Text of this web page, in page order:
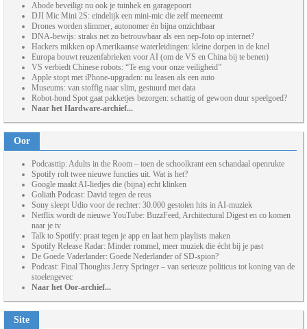
Abode beveiligt nu ook je tuinhek en garagepoort
DJI Mic Mini 2S: eindelijk een mini-mic die zelf meeneemt
Drones worden slimmer, autonomer én bijna onzichtbaar
DNA-bewijs: straks net zo betrouwbaar als een nep-foto op internet?
Hackers mikken op Amerikaanse waterleidingen: kleine dorpen in de knel
Europa bouwt reuzenfabrieken voor AI (om de VS en China bij te benen)
VS verbiedt Chinese robots: “Te eng voor onze veiligheid”
Apple stopt met iPhone-upgraden: nu leasen als een auto
Museums: van stoffig naar slim, gestuurd met data
Robot-hond Spot gaat pakketjes bezorgen: schattig of gewoon duur speelgoed?
Naar het Hardware-archief...
Oor
Podcasttip: Adults in the Room – toen de schoolkrant een schandaal openrukte
Spotify rolt twee nieuwe functies uit. Wat is het?
Google maakt AI-liedjes die (bijna) echt klinken
Goliath Podcast: David tegen de reus
Sony sleept Udio voor de rechter: 30.000 gestolen hits in AI-muziek
Netflix wordt de nieuwe YouTube: BuzzFeed, Architectural Digest en co komen
naar je tv
Talk to Spotify: praat tegen je app en laat hem playlists maken
Spotify Release Radar: Minder rommel, meer muziek die écht bij je past
De Goede Vaderlander: Goede Nederlander of SD-spion?
Podcast: Final Thoughts Jerry Springer – van serieuze politicus tot koning van de
stoelengevec
Naar het Oor-archief...
Site